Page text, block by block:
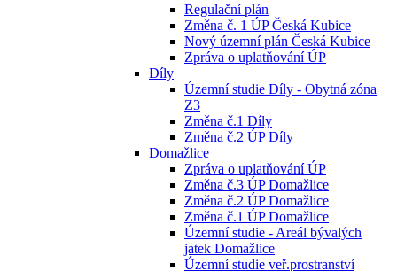
Regulační plán
Změna č. 1 ÚP Česká Kubice
Nový územní plán Česká Kubice
Zpráva o uplatňování ÚP
Díly
Územní studie Díly - Obytná zóna
Z3
Změna č.1 Díly
Změna č.2 ÚP Díly
Domažlice
Zpráva o uplatňování ÚP
Změna č.3 ÚP Domažlice
Změna č.2 ÚP Domažlice
Změna č.1 ÚP Domažlice
Územní studie - Areál bývalých
jatek Domažlice
Územní studie veř.prostranství